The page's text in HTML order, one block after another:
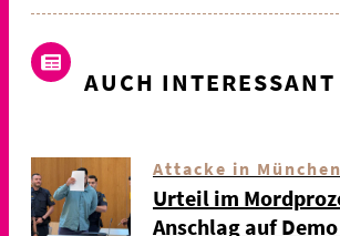
AUCH INTERESSANT
Attacke in München
Urteil im
Anschlag auf